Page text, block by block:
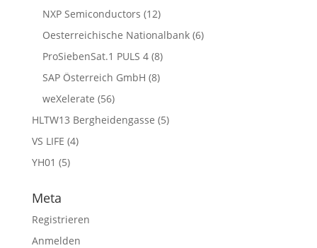
NXP Semiconductors (12)
Oesterreichische Nationalbank(6)
ProSiebenSat.1 PULS 4(8)
SAP Österreich GmbH (8)
weXelerate (56)
HLTW13 Bergheidengasse (5)
VS LIFE (4)
YH01 (5)
Meta
Registrieren
Anmelden